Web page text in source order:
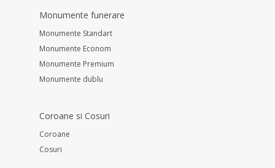
Monumente funerare
Monumente Standart
Monumente Econom
Monumente Premium
Monumente dublu
Coroane si Cosuri
Coroane
Cosuri